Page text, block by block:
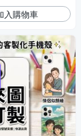
入購物車